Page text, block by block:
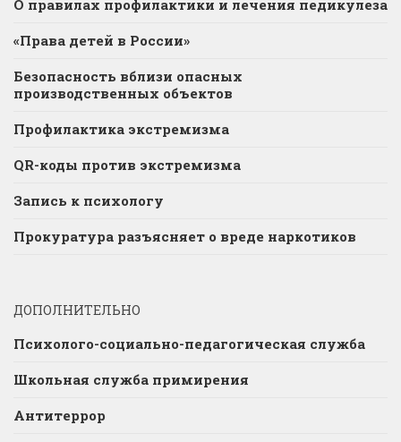
О правилах профилактики и лечения педикулеза
«Права детей в России»
Безопасность вблизи опасных
производственных объектов
Профилактика экстремизма
QR-коды против экстремизма
Запись к психологу
Прокуратура разъясняет о вреде наркотиков
ДОПОЛНИТЕЛЬНО
Психолого-социально-педагогическая служба
Школьная служба примирения
Антитеррор